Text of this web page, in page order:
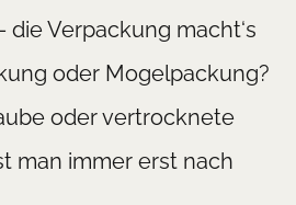
Verpackung macht‘s
oder Mogelpackung?
oder vertrocknete
man immer erst nach